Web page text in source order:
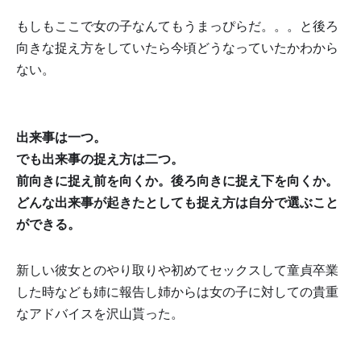
もしもここで女の子なんてもうまっぴらだ。。。と後ろ
向きな捉え方をしていたら今頃どうなっていたかわから
ない。
出来事は一つ。
でも出来事の捉え方は二つ。
前向きに捉え前を向くか。後ろ向きに捉え下を向くか。
どんな出来事が起きたとしても捉え方は自分で選ぶこと
ができる。
新しい彼女とのやり取りや初めてセックスして童貞卒業
した時なども姉に報告し姉からは女の子に対しての貴重
なアドバイスを沢山貰った。